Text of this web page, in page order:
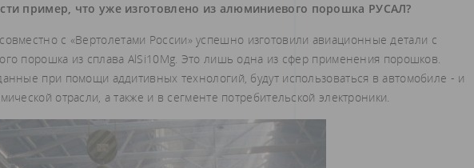
пример, что уже изготовлено из алюминиевого порошка РУСАЛ?
с «Вертолетами России» успешно изготовили авиационные детали с
порошка из сплава AlSi10Mg. Это лишь одна из сфер применения порошков.
при помощи аддитивных технологий, будут использоваться в автомобиле - и
отрасли, а также и в сегменте потребительской электроники.